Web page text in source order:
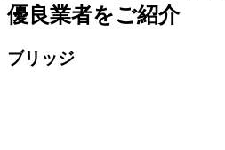
優良業者をご紹介
ブリッジ